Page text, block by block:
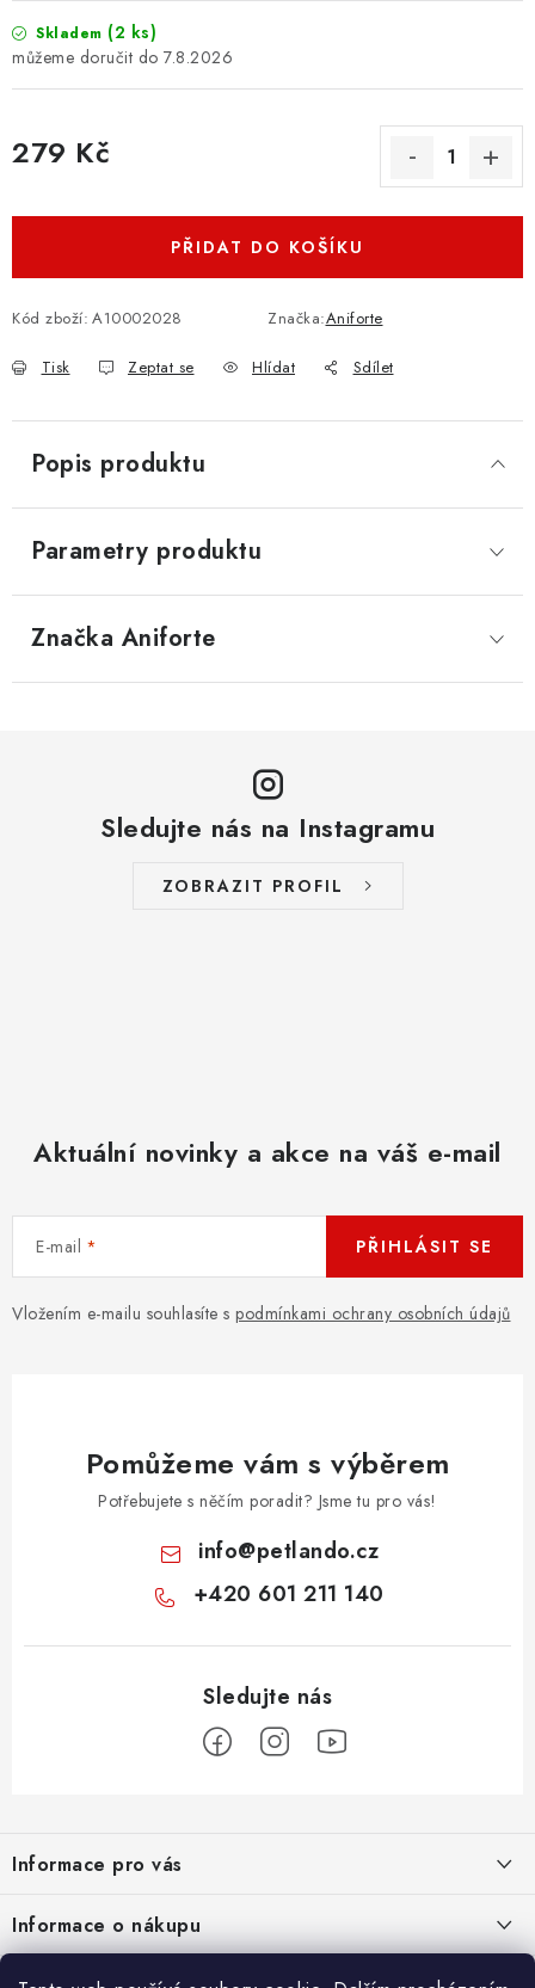
Skladem (2 ks)
7.8.2026
279 Kč
PŘIDAT DO KOŠÍKU
Kód zboží: A10002028 Značka:Aniforte
Tisk Zeptat se Hlídat Sdílet
Popis produktu
Parametry produktu
Značka Aniforte
Sledujte nás na Instagramu
ZOBRAZIT PROFIL
Aktuální novinky a akce na váš e-mail
E-mail
Vložením e-mailu souhlasíte s podmínkami ochrany osobních údajů
PŘIHLÁSIT SE
Pomůžeme vám s výběrem
Potřebujete s něčím poradit? Jsme tu pro vás!
info@petlando.cz
+420 601 211 140
p
a
t
í
Informace pro vás
Nové věrnostní podmínky
Chovatelský program
Informace o nákupu